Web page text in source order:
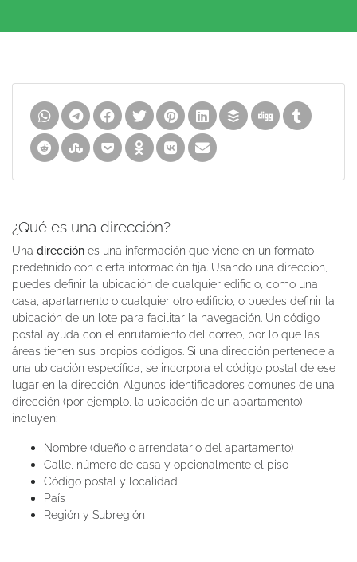
¿Qué es una dirección?
Una dirección es una información que viene en un formato
predefinido con cierta información fija. Usando una dirección,
puedes definir la ubicación de cualquier edificio, como una
casa, apartamento o cualquier otro edificio, o puedes definir la
ubicación de un lote para facilitar la navegación. Un código
postal ayuda con el enrutamiento del correo, por lo que las
áreas tienen sus propios códigos. Si una dirección pertenece a
una ubicación específica, se incorpora el código postal de ese
lugar en la dirección. Algunos identificadores comunes de una
dirección (por ejemplo, la ubicación de un apartamento)
incluyen:
Nombre (dueño o arrendatario del apartamento)
Calle, número de casa y opcionalmente el piso
Código postal y localidad
País
Región y Subregión